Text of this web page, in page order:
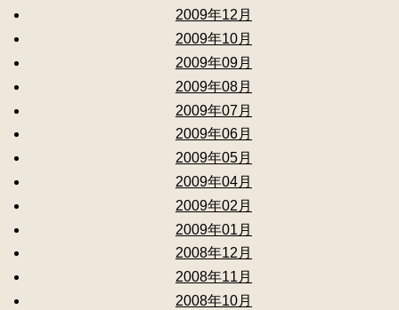
2009年12月
2009年10月
2009年09月
2009年08月
2009年07月
2009年06月
2009年05月
2009年04月
2009年02月
2009年01月
2008年12月
2008年11月
2008年10月